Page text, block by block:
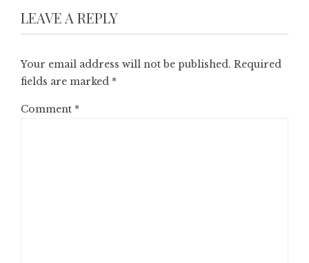
LEAVE A REPLY
Your email address will not be published. Required
fields are marked *
Comment *